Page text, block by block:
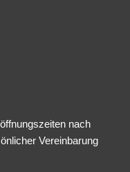
nach
Vereinbarung